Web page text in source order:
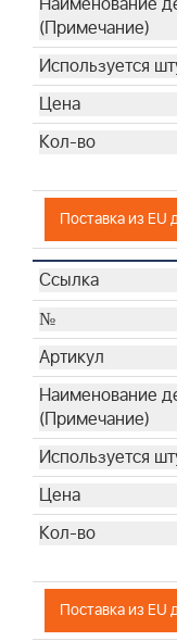
Поставка из EU
Поставка из EU